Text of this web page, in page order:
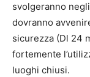
svolgeranno
dovranno
sicurezza (Dl 24
fortemente
luoghi chiusi.